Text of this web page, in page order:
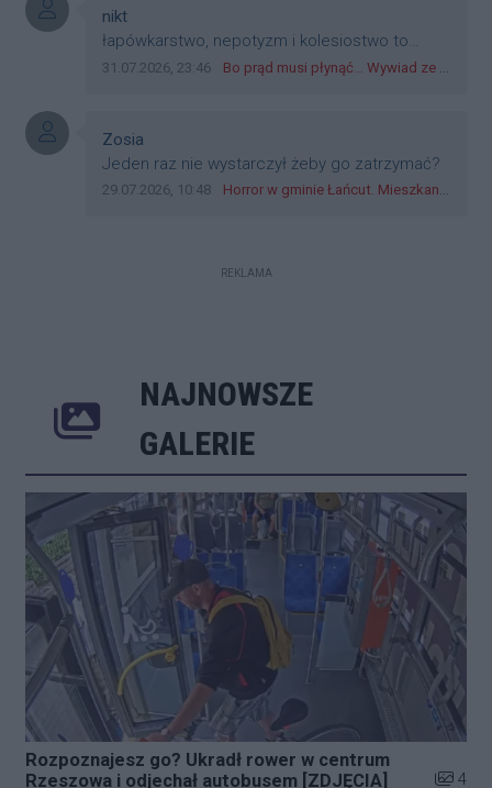
przejazdów dadzą radę. Albo ogarną, jak to
teraz młode ludzie mówią.
Autor komentarza:
nikt
Treść komentarza:
łapówkarstwo, nepotyzm i kolesiostwo to
norma w pge dystrybucja rzeszów, takie ***e
zagorzali pisowcy
Data dodania komentarza:
31.07.2026, 23:46 Źródło komentarza:
Bo prąd musi płynąć... Wywiad ze Zbigniewem Możdżeniem - Dyrektorem Generalnym Oddziału PGE Dystrybucja w Rzeszowie
Autor komentarza:
Zosia
Treść komentarza:
Jeden raz nie wystarczył żeby go zatrzymać?
Data dodania komentarza:
29.07.2026, 10:48 Źródło komentarza:
Horror w gminie Łańcut. Mieszkaniec Rzeszowa terroryzował rodzinę nożem i zaatakował policjantów! [VIDEO]
REKLAMA
NAJNOWSZE
GALERIE
Rozpoznajesz go? Ukradł rower w centrum
Rzeszowa i odjechał autobusem [ZDJĘCIA]
Liczba
4